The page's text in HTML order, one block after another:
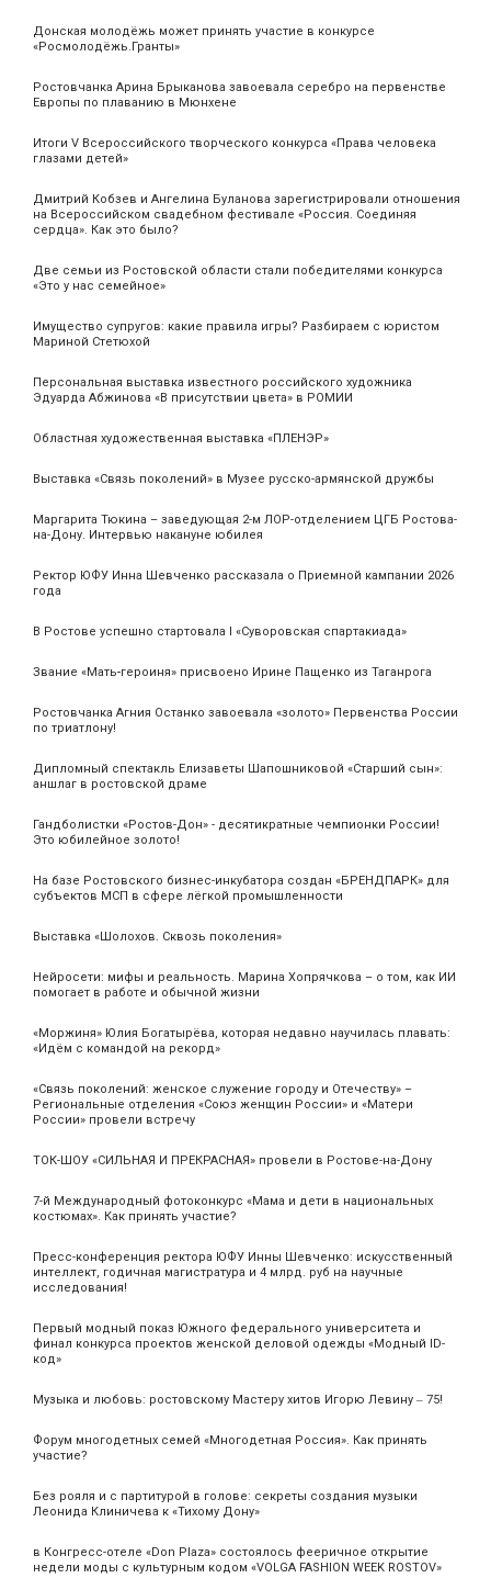
Донская молодёжь может принять участие в конкурсе
«Росмолодёжь.Гранты»
Ростовчанка Арина Брыканова завоевала серебро на первенстве
Европы по плаванию в Мюнхене
Итоги V Всероссийского творческого конкурса «Права человека
глазами детей»
Дмитрий Кобзев и Ангелина Буланова зарегистрировали отношения
на Всероссийском свадебном фестивале «Россия. Соединяя
сердца». Как это было?
Две семьи из Ростовской области стали победителями конкурса
«Это у нас семейное»
Имущество супругов: какие правила игры? Разбираем с юристом
Мариной Стетюхой
Персональная выставка известного российского художника
Эдуарда Абжинова «В присутствии цвета» в РОМИИ
Областная художественная выставка «ПЛЕНЭР»
Выставка «Связь поколений» в Музее русско-армянской дружбы
Маргарита Тюкина – заведующая 2-м ЛОР-отделением ЦГБ Ростова-
на-Дону. Интервью накануне юбилея
Ректор ЮФУ Инна Шевченко рассказала о Приемной кампании 2026
года
В Ростове успешно стартовала I «Суворовская спартакиада»
Звание «Мать‑героиня» присвоено Ирине Пащенко из Таганрога
Ростовчанка Агния Останко завоевала «золото» Первенства России
по триатлону!
Дипломный спектакль Елизаветы Шапошниковой «Старший сын»:
аншлаг в ростовской драме
Гандболистки «Ростов-Дон» - десятикратные чемпионки России!
Это юбилейное золото!
На базе Ростовского бизнес-инкубатора создан «БРЕНДПАРК» для
субъектов МСП в сфере лёгкой промышленности
Выставка «Шолохов. Сквозь поколения»
Нейросети: мифы и реальность. Марина Хопрячкова – о том, как ИИ
помогает в работе и обычной жизни
«Моржиня» Юлия Богатырёва, которая недавно научилась плавать:
«Идём с командой на рекорд»
«Связь поколений: женское служение городу и Отечеству» –
Региональные отделения «Союз женщин России» и «Матери
России» провели встречу
ТОК-ШОУ «СИЛЬНАЯ И ПРЕКРАСНАЯ» провели в Ростове-на-Дону
7-й Международный фотоконкурс «Мама и дети в национальных
костюмах». Как принять участие?
Пресс-конференция ректора ЮФУ Инны Шевченко: искусственный
интеллект, годичная магистратура и 4 млрд. руб на научные
исследования!
Первый модный показ Южного федерального университета и
финал конкурса проектов женской деловой одежды «Модный ID-
код»
Музыка и любовь: ростовскому Мастеру хитов Игорю Левину ‒ 75!
Форум многодетных семей «Многодетная Россия». Как принять
участие?
Без рояля и с партитурой в голове: секреты создания музыки
Леонида Клиничева к «Тихому Дону»
в Конгресс-отеле «Don Plaza» состоялось фееричное открытие
недели моды с культурным кодом «VOLGA FASHION WEEK ROSTOV»